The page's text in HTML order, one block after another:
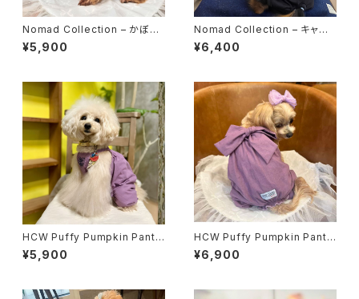
Nomad Collection – かぼち
ゃパンツ ( 3カラー )
¥5,900
Nomad Collection – キャミ
ワンピ
¥6,400
HCW Puffy Pumpkin Pants
- Regular Type 3colors
¥5,900
HCW Puffy Pumpkin Pants
/ 3 color
¥6,900